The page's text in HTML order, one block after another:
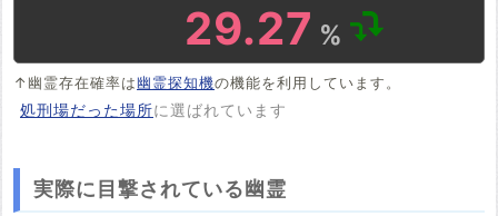
29.27 %
↑幽霊存在確率は幽霊探知機の機能を利用しています。
処刑場だった場所に選ばれています
実際に目撃されている幽霊